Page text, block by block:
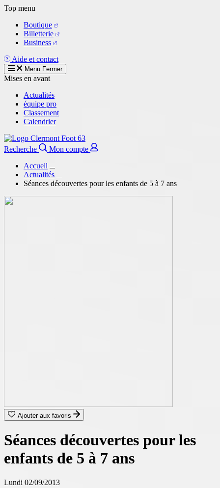
Aller
contenu
principal
Top menu
Boutique
Billetterie
Business
Aide et contact
Menu Fermer
Mises en avant
Actualités
équipe pro
Classement
Calendrier
Recherche
Mon compte
Accueil
Actualités
Séances découvertes pour les enfants de 5 à 7 ans
Ajouter aux favoris
Séances découvertes pour les
enfants de 5 à 7 ans
Lundi 02/09/2013